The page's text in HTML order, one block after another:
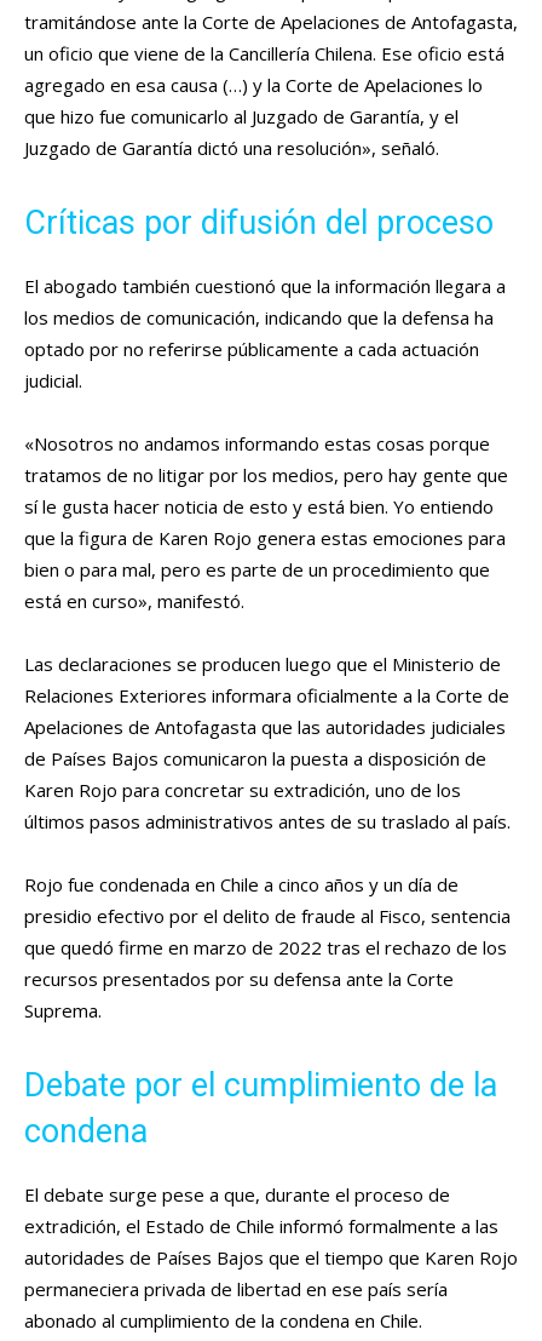
tramitándose ante la Corte de Apelaciones de Antofagasta,
un oficio que viene de la Cancillería Chilena. Ese oficio está
agregado en esa causa (…) y la Corte de Apelaciones lo
que hizo fue comunicarlo al Juzgado de Garantía, y el
Juzgado de Garantía dictó una resolución», señaló.
Críticas por difusión del proceso
El abogado también cuestionó que la información llegara a
los medios de comunicación, indicando que la defensa ha
optado por no referirse públicamente a cada actuación
judicial.
«Nosotros no andamos informando estas cosas porque
tratamos de no litigar por los medios, pero hay gente que
sí le gusta hacer noticia de esto y está bien. Yo entiendo
que la figura de Karen Rojo genera estas emociones para
bien o para mal, pero es parte de un procedimiento que
está en curso», manifestó.
Las declaraciones se producen luego que el Ministerio de
Relaciones Exteriores informara oficialmente a la Corte de
Apelaciones de Antofagasta que las autoridades judiciales
de Países Bajos comunicaron la puesta a disposición de
Karen Rojo para concretar su extradición, uno de los
últimos pasos administrativos antes de su traslado al país.
Rojo fue condenada en Chile a cinco años y un día de
presidio efectivo por el delito de fraude al Fisco, sentencia
que quedó firme en marzo de 2022 tras el rechazo de los
recursos presentados por su defensa ante la Corte
Suprema.
Debate por el cumplimiento de la
condena
El debate surge pese a que, durante el proceso de
extradición, el Estado de Chile informó formalmente a las
autoridades de Países Bajos que el tiempo que Karen Rojo
permaneciera privada de libertad en ese país sería
abonado al cumplimiento de la condena en Chile.